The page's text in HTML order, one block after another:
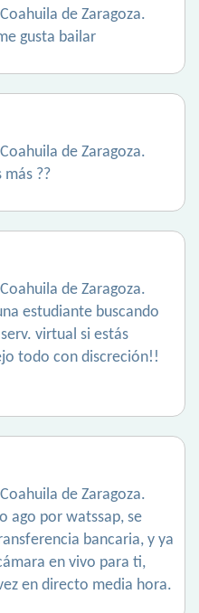
de Zaragoza.
gusta bailar
de Zaragoza.
??
de Zaragoza.
estudiante buscando
virtual si estás
todo con discreción!!
de Zaragoza.
ago por watssap, se
bancaria, y ya
en vivo para ti,
en directo media hora.